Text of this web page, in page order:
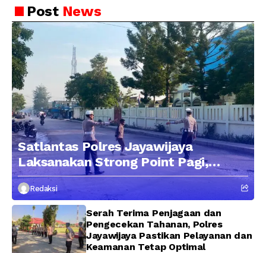
Berintegritas
PostNews
Satlantas Polres Jayawijaya
Laksanakan Strong Point Pagi,
Edukasi Pengendara dengan
Pendekatan Humanis
Redaksi
Serah Terima Penjagaan dan
Pengecekan Tahanan, Polres
Jayawijaya Pastikan Pelayanan dan
Keamanan Tetap Optimal